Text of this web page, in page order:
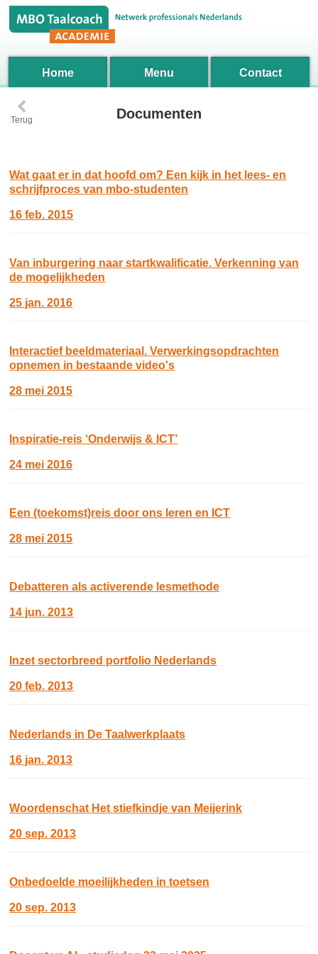
Home Menu Contact
‹
Terug Documenten
Wat gaat er in dat hoofd om? Een kijk in het lees- en
schrijfproces van mbo-studenten
16 feb. 2015
Van inburgering naar startkwalificatie. Verkenning van
de mogelijkheden
25 jan. 2016
Interactief beeldmateriaal. Verwerkingsopdrachten
opnemen in bestaande video's
28 mei 2015
Inspiratie-reis ‘Onderwijs & ICT’
24 mei 2016
Een (toekomst)reis door ons leren en ICT
28 mei 2015
Debatteren als activerende lesmethode
14 jun. 2013
Inzet sectorbreed portfolio Nederlands
20 feb. 2013
Nederlands in De Taalwerkplaats
16 jan. 2013
Woordenschat Het stiefkindje van Meijerink
20 sep. 2013
Onbedoelde moeilijkheden in toetsen
20 sep. 2013